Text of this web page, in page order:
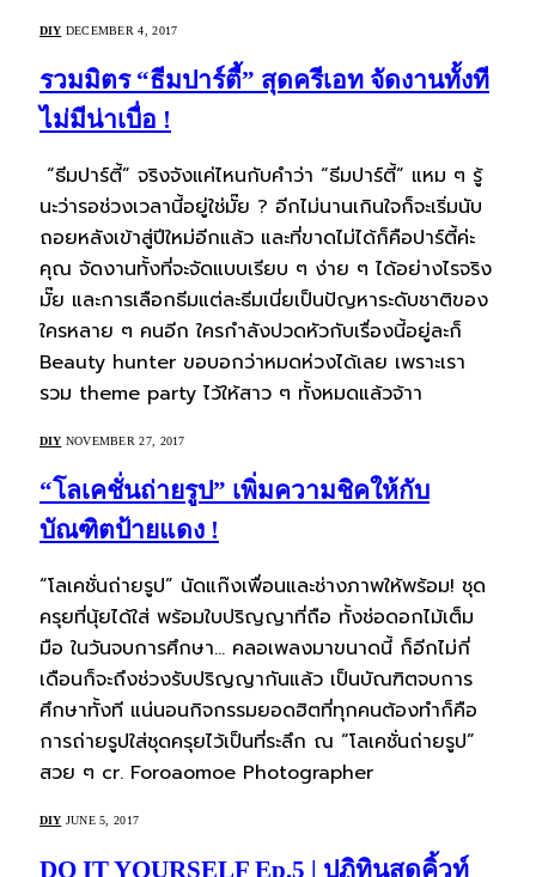
DIY DECEMBER 4, 2017
รวมมิตร “ธีมปาร์ตี้” สุดครีเอท จัดงานทั้งที
ไม่มีน่าเบื่อ !
“ธีมปาร์ตี้” จริงจังแค่ไหนกับคำว่า “ธีมปาร์ตี้” แหม ๆ รู้
นะว่ารอช่วงเวลานี้อยู่ใช่มั๊ย ? อีกไม่นานเกินใจก็จะเริ่มนับ
ถอยหลังเข้าสู่ปีใหม่อีกแล้ว และที่ขาดไม่ได้ก็คือปาร์ตี้ค่ะ
คุณ จัดงานทั้งที่จะจัดแบบเรียบ ๆ ง่าย ๆ ได้อย่างไรจริง
มั๊ย และการเลือกธีมแต่ละธีมเนี่ยเป็นปัญหาระดับชาติของ
ใครหลาย ๆ คนอีก ใครกำลังปวดหัวกับเรื่องนี้อยู่ละก็
Beauty hunter ขอบอกว่าหมดห่วงได้เลย เพราะเรา
รวม theme party ไว้ให้สาว ๆ ทั้งหมดแล้วจ้าา
DIY NOVEMBER 27, 2017
“โลเคชั่นถ่ายรูป” เพิ่มความชิคให้กับ
บัณฑิตป้ายแดง !
“โลเคชั่นถ่ายรูป” นัดแก๊งเพื่อนและช่างภาพให้พร้อม! ชุด
ครุยที่นุ้ยได้ใส่ พร้อมใบปริญญาที่ถือ ทั้งช่อดอกไม้เต็ม
มือ ในวันจบการศึกษา… คลอเพลงมาขนาดนี้ ก็อีกไม่กี่
เดือนก็จะถึงช่วงรับปริญญากันแล้ว เป็นบัณฑิตจบการ
ศึกษาทั้งที แน่นอนกิจกรรมยอดฮิตที่ทุกคนต้องทำก็คือ
การถ่ายรูปใส่ชุดครุยไว้เป็นที่ระลึก ณ “โลเคชั่นถ่ายรูป”
สวย ๆ cr. Foroaomoe Photographer
DIY JUNE 5, 2017
DO IT YOURSELF Ep.5 | ปฏิทินสุดคิ้วท์